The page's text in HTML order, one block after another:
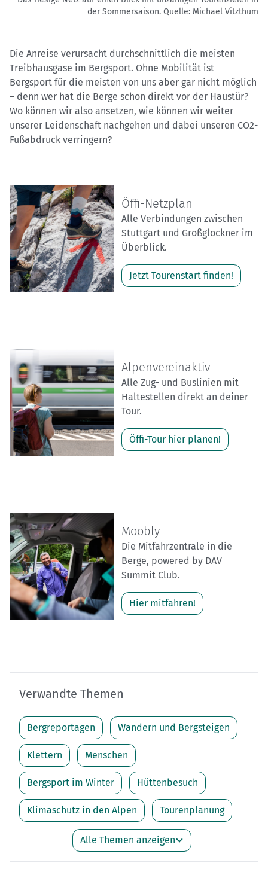
der Sommersaison. Quelle: Michael Vitzthum
Die Anreise verursacht durchschnittlich die meisten
Treibhausgase im Bergsport. Ohne Mobilität ist
Bergsport für die meisten von uns aber gar nicht möglich
– denn wer hat die Berge schon direkt vor der Haustür?
Wo können wir also ansetzen, wie können wir weiter
unserer Leidenschaft nachgehen und dabei unseren CO2-
Fußabdruck verringern?
Öffi-Netzplan
Alle Verbindungen zwischen
Stuttgart und Großglockner im
Überblick.
Jetzt Tourenstart finden!
Alpenvereinaktiv
Alle Zug- und Buslinien mit
Haltestellen direkt an deiner
Tour.
Öffi-Tour hier planen!
Moobly
Die Mitfahrzentrale in die
Berge, powered by DAV
Summit Club.
Hier mitfahren!
Verwandte Themen
Bergreportagen Wandern und Bergsteigen
Klettern Menschen
Bergsport im Winter Hüttenbesuch
Klimaschutz in den Alpen Tourenplanung
Alle Themen anzeigen